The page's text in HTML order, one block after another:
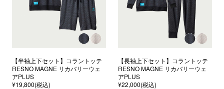
【半袖上下セット】コラントッテ
RESNO MAGNE リカバリーウェ
アPLUS
¥19,800(税込)
【長袖上下セット】コラントッテ
RESNO MAGNE リカバリーウェ
アPLUS
¥22,000(税込)